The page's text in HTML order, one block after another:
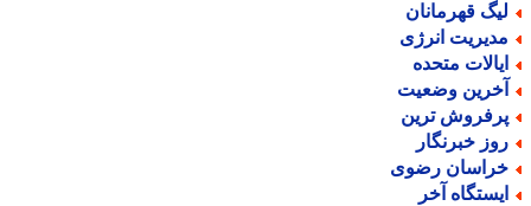
قهرمانان
انرژی
متحده
وضعیت
ترین
خبرنگار
رضوی
آخر